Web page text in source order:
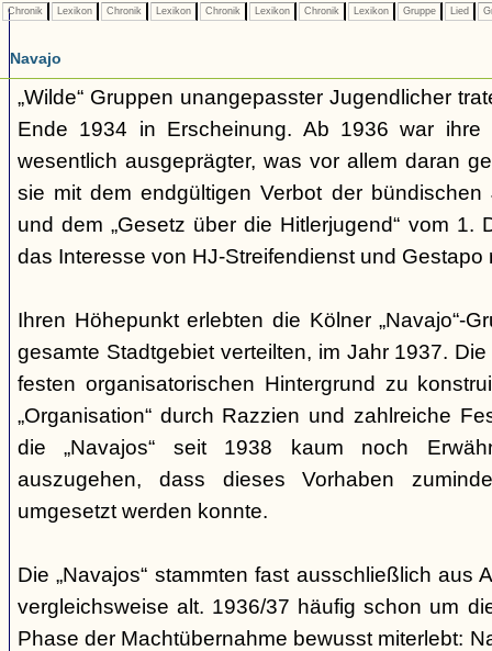
Chronik Lexikon Chronik Lexikon Chronik Lexikon Chronik Lexikon Gruppe Lied
Navajo
„Wilde“ Gruppen unangepasster Jugendlicher
Ende 1934 in Erscheinung. Ab 1936 war ihre
wesentlich ausgeprägter, was vor allem daran
sie mit dem endgültigen Verbot der
und dem „Gesetz über die Hitlerjugend“ vom 1.
das Interesse von HJ-Streifendienst und Gestapo
Ihren Höhepunkt erlebten die Kölner „Navajo“-
gesamte Stadtgebiet verteilten, im Jahr 1937.
festen organisatorischen Hintergrund zu
„Organisation“ durch Razzien und zahlreiche
die „Navajos“ seit 1938 kaum noch
auszugehen, dass dieses Vorhaben
umgesetzt werden konnte.
Die „Navajos“ stammten fast ausschließlich aus
vergleichsweise alt. 1936/37 häufig schon um
Phase der Machtübernahme bewusst miterlebt: